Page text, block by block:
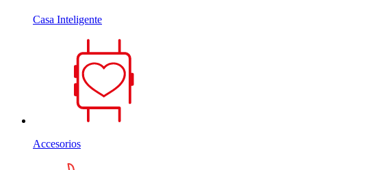
Casa Inteligente
Accesorios